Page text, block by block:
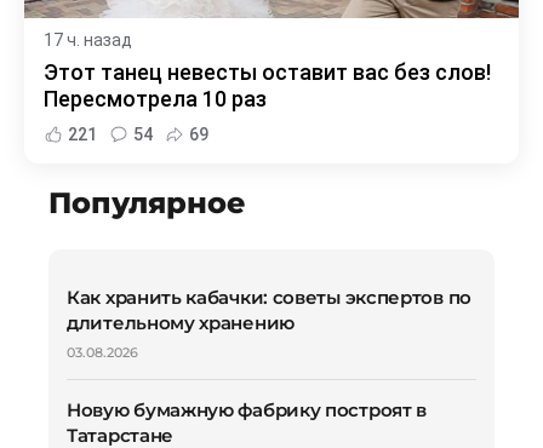
17 ч. назад
Этот танец невесты оставит вас без слов!
Пересмотрела 10 раз
221 54 69
Популярное
Как хранить кабачки: советы экспертов по
длительному хранению
03.08.2026
Новую бумажную фабрику построят в
Татарстане